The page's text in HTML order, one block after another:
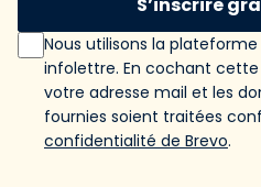
Nous utilisons la
infolettre. En cochant
votre adresse mail et les
fournies soient traitées
confidentialité de Brevo.